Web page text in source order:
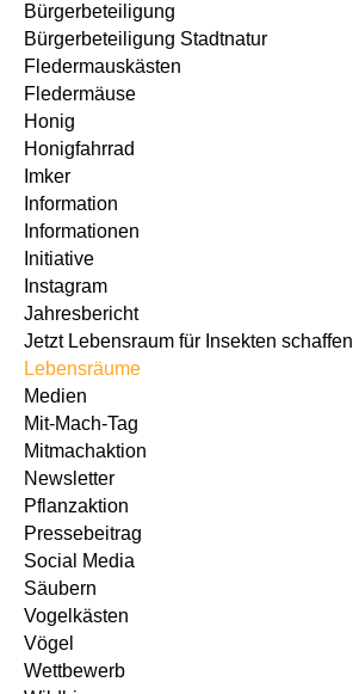
Bürgerbeteiligung
Bürgerbeteiligung Stadtnatur
Fledermauskästen
Fledermäuse
Honig
Honigfahrrad
Imker
Information
Informationen
Initiative
Instagram
Jahresbericht
Jetzt Lebensraum für Insekten schaffen
Lebensräume
Medien
Mit-Mach-Tag
Mitmachaktion
Newsletter
Pflanzaktion
Pressebeitrag
Social Media
Säubern
Vogelkästen
Vögel
Wettbewerb